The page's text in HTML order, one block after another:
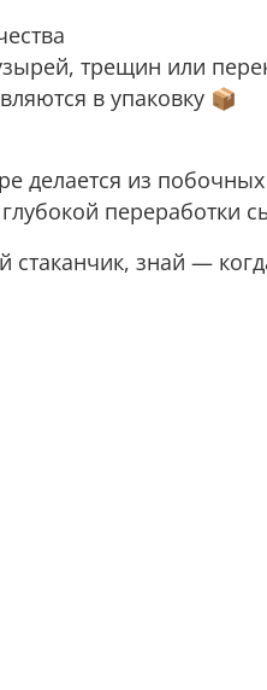
трещин или
в упаковку 📦
делается из
глубокой
стаканчик, знай —